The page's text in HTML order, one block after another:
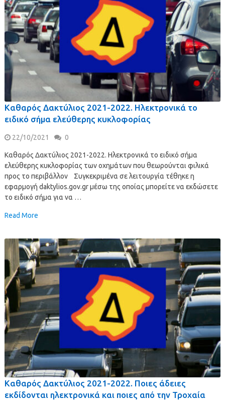
Καθαρός Δακτύλιος 2021-2022. Ηλεκτρονικά το
ειδικό σήμα ελεύθερης κυκλοφορίας
22/10/2021 0
Καθαρός Δακτύλιος 2021-2022. Ηλεκτρονικά το ειδικό σήμα
ελεύθερης κυκλοφορίας των οχημάτων που θεωρούνται φιλικά
προς το περιβάλλον Συγκεκριμένα σε λειτουργία τέθηκε η
εφαρμογή daktylios.gov.gr μέσω της οποίας μπορείτε να εκδώσετε
το ειδικό σήμα για να …
Read More
Καθαρός Δακτύλιος 2021-2022. Ποιες άδειες
εκδίδονται ηλεκτρονικά και ποιες από την Τροχαία